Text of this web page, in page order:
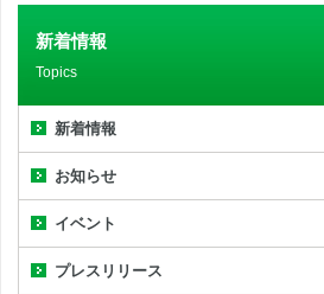
新着情報
Topics
新着情報
お知らせ
イベント
プレスリリース